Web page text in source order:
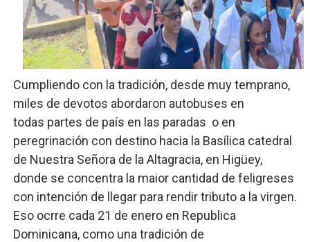
Comedores Comunitarios de DASAC garantizan
UNTC inicia ofensiva para recuperar fuerza gremial
PRM escogerá este domingo su nueva cúpula
Candidato a presidente del Colegio de Notarios hace
Digecac realizará Primer Festival de Plantas 2026
Cumpliendo con la tradición, desde muy temprano,
miles de devotos abordaron autobuses en
todas partes de país en las paradas o en
peregrinación con destino hacia la Basílica catedral
de Nuestra Señora de la Altagracia, en Higüey,
donde se concentra la maior cantidad de feligreses
con intención de llegar para rendir tributo a la virgen.
Eso ocrre cada 21 de enero en Republica
Dominicana, como una tradición de